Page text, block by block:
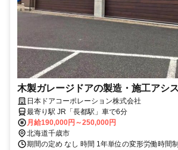
木製ガレージドアの製造・施工アシ
日本ドアコーポレーション株式会社
最寄り駅 JR「長都駅」車で6分
月給190,000円～250,000円
北海道千歳市
期間の定め なし 時間 1年単位の変形労働時間